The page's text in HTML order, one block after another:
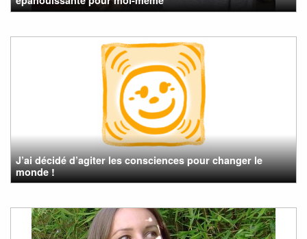
J’ai décidé d’agiter les consciences pour changer le
monde !